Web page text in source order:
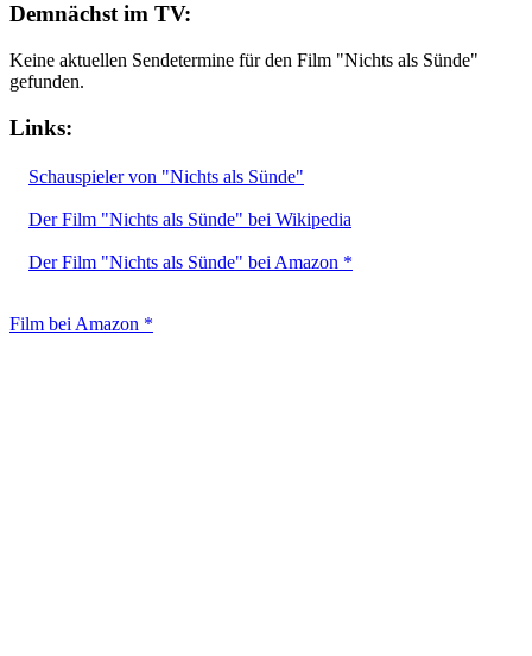
Demnächst im TV:
Keine aktuellen Sendetermine für den Film "Nichts als Sünde"
gefunden.
Links:
Schauspieler von "Nichts als Sünde"
Der Film "Nichts als Sünde" bei Wikipedia
Der Film "Nichts als Sünde" bei Amazon *
Film bei Amazon *